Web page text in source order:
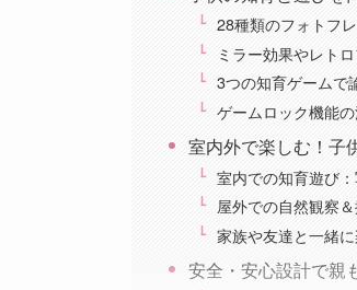
28種類のフォトフ
ミラー効果やレト
3つの知育ゲームで
ゲームロック機能
室内外で楽しむ！子
室内での知育遊び
屋外での自然観察
家族や友達と一緒
安全・安心設計で親